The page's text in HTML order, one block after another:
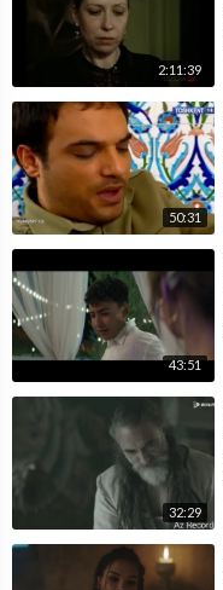
2:11:39
50:31
43:51
32:29